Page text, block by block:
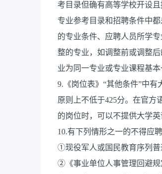
考目录但确有高等学校开设且
专业参考目录和招聘条件中
的专业条件、应聘人员所学
整的专业，如调整前或调整
业为同一专业或专业课程基
9.《岗位表》“其他条件”中
原则上不低于425分。在官方
的岗位时，可以不提供大学
10.有下列情形之一的不得应聘
①现役军人或国民教育序列普
②《事业单位人事管理回避规